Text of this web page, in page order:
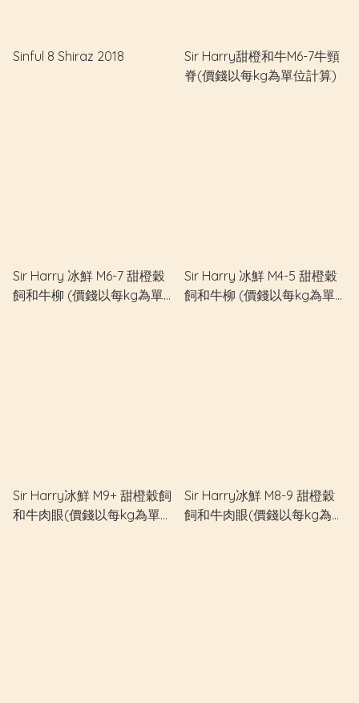
Sinful 8 Shiraz 2018
Sir Harry甜橙和牛M6-7牛頸
脊(價錢以每kg為單位計算)
Sir Harry 冰鮮 M6-7 甜橙穀
飼和牛柳 (價錢以每kg為單
Sir Harry 冰鮮 M4-5 甜橙穀
飼和牛柳 (價錢以每kg為單
Sir Harry冰鮮 M9+ 甜橙穀飼
和牛肉眼(價錢以每kg為單位
Sir Harry冰鮮 M8-9 甜橙穀
飼和牛肉眼(價錢以每kg為單